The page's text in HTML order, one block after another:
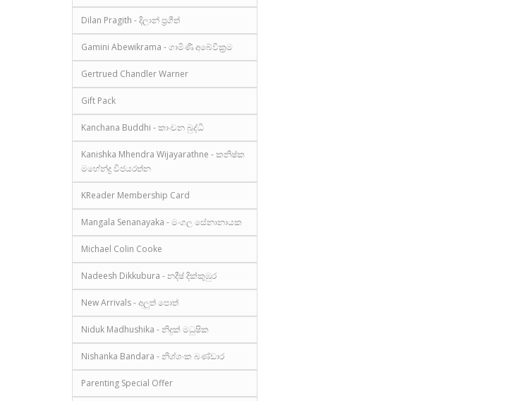
Dilan Pragith - දිලාන් ප්‍රගීත්
Gamini Abewikrama - ගාමිණී අබේවික්‍රම
Gertrued Chandler Warner
Gift Pack
Kanchana Buddhi - කාංචන බුද්ධි
Kanishka Mhendra Wijayarathne - කනිෂ්ක
මහේන්ද්‍ර විජයරත්න
KReader Membership Card
Mangala Senanayaka - මංගල සේනානායක
Michael Colin Cooke
Nadeesh Dikkubura - නදීෂ් දික්කුඹුර
New Arrivals - අලුත් පොත්
Niduk Madhushika - නිදුක් මධුෂික
Nishanka Bandara - නිශ්ශංක බණ්ඩාර
Parenting Special Offer